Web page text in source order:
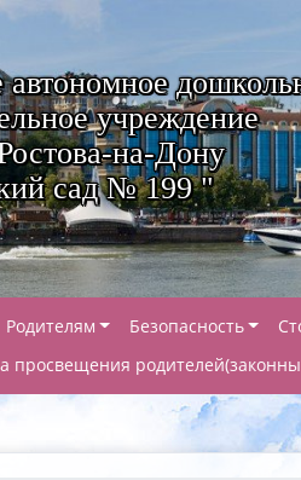
учреждение
на-Дону
сад № 199 "
Родителям Безопасность
просвещения